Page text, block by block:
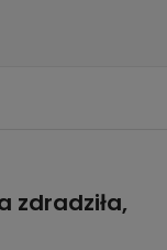
zdradziła,